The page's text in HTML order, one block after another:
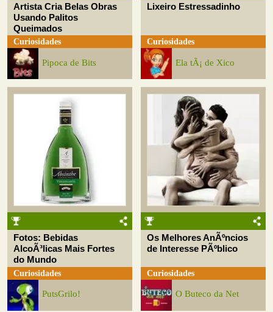
Artista Cria Belas Obras
Usando Palitos
Queimados
Curiosidades
Pipoca de Bits
Lixeiro Estressadinho
Curiosidades
Ela tÃ¡ de Xico
Fotos: Bebidas
AlcoÃ³licas Mais Fortes
do Mundo
Curiosidades
PutsGrilo!
Os Melhores AnÃºncios
de Interesse PÃºblico
Curiosidades
O Buteco da Net